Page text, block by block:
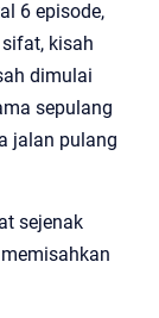
6 episode,
kisah
dimulai
sepulang
jalan pulang
sejenak